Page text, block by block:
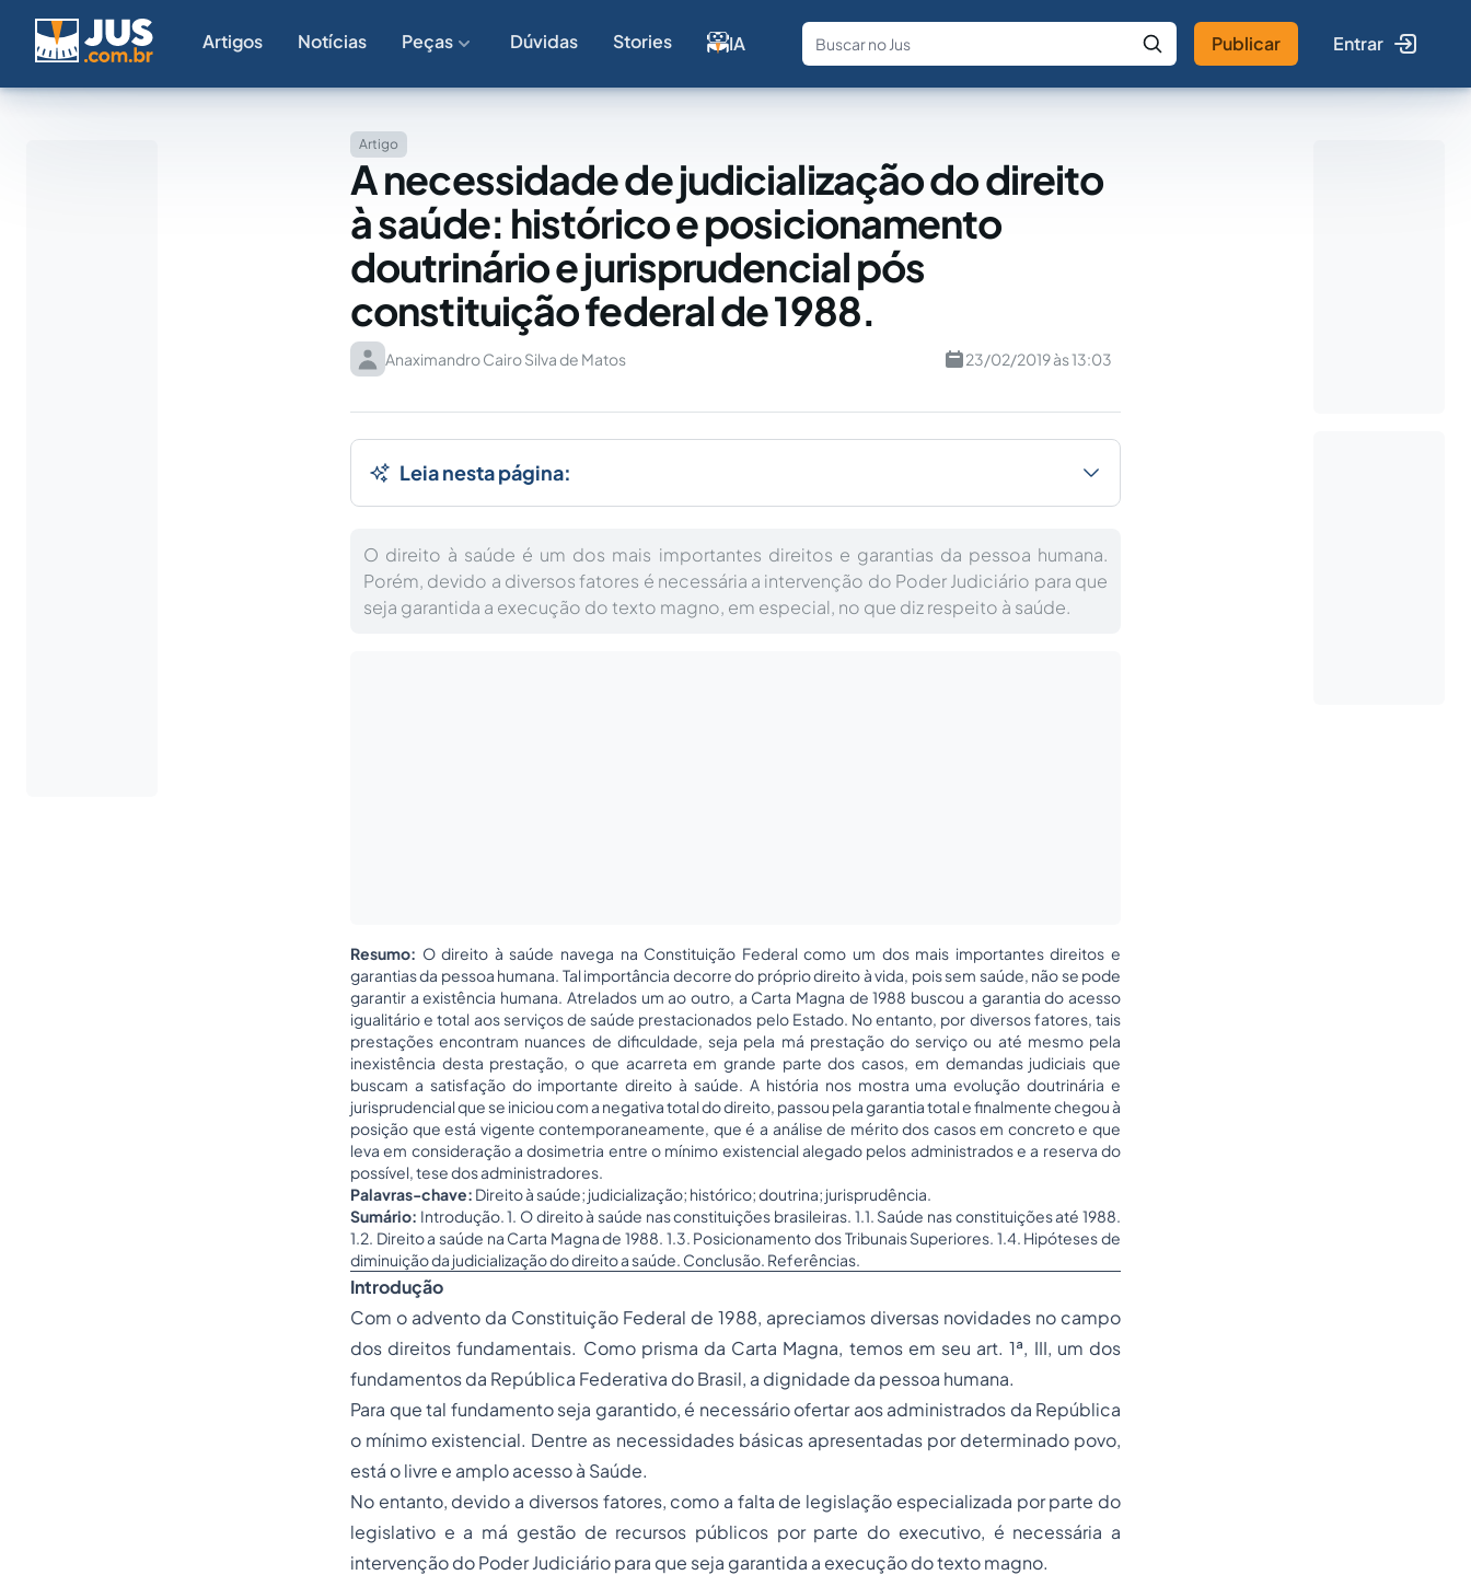
Artigos Notícias Peças Dúvidas Stories IA
Fale com a IA Buscar no Jus
Publicar Entrar
Artigo
A necessidade de judicialização do direito
à saúde: histórico e posicionamento
doutrinário e jurisprudencial pós
constituição federal de 1988.
Anaximandro Cairo Silva de Matos 23/02/2019 às 13:03
Leia nesta página:
O direito à saúde é um dos mais importantes direitos e garantias da pessoa humana.
Porém, devido a diversos fatores é necessária a intervenção do Poder Judiciário para que
seja garantida a execução do texto magno, em especial, no que diz respeito à saúde.
Resumo: O direito à saúde navega na Constituição Federal como um dos mais importantes direitos e
garantias da pessoa humana. Tal importância decorre do próprio direito à vida, pois sem saúde, não se pode
garantir a existência humana. Atrelados um ao outro, a Carta Magna de 1988 buscou a garantia do acesso
igualitário e total aos serviços de saúde prestacionados pelo Estado. No entanto, por diversos fatores, tais
prestações encontram nuances de dificuldade, seja pela má prestação do serviço ou até mesmo pela
inexistência desta prestação, o que acarreta em grande parte dos casos, em demandas judiciais que
buscam a satisfação do importante direito à saúde. A história nos mostra uma evolução doutrinária e
jurisprudencial que se iniciou com a negativa total do direito, passou pela garantia total e finalmente chegou à
posição que está vigente contemporaneamente, que é a análise de mérito dos casos em concreto e que
leva em consideração a dosimetria entre o mínimo existencial alegado pelos administrados e a reserva do
possível, tese dos administradores.
Palavras-chave: Direito à saúde; judicialização; histórico; doutrina; jurisprudência.
Sumário: Introdução. 1. O direito à saúde nas constituições brasileiras. 1.1. Saúde nas constituições até 1988.
1.2. Direito a saúde na Carta Magna de 1988. 1.3. Posicionamento dos Tribunais Superiores. 1.4. Hipóteses de
diminuição da judicialização do direito a saúde. Conclusão. Referências.
Introdução
Com o advento da Constituição Federal de 1988, apreciamos diversas novidades no campo
dos direitos fundamentais. Como prisma da Carta Magna, temos em seu art. 1ª, III, um dos
fundamentos da República Federativa do Brasil, a dignidade da pessoa humana.
Para que tal fundamento seja garantido, é necessário ofertar aos administrados da República
o mínimo existencial. Dentre as necessidades básicas apresentadas por determinado povo,
está o livre e amplo acesso à Saúde.
No entanto, devido a diversos fatores, como a falta de legislação especializada por parte do
legislativo e a má gestão de recursos públicos por parte do executivo, é necessária a
intervenção do Poder Judiciário para que seja garantida a execução do texto magno.